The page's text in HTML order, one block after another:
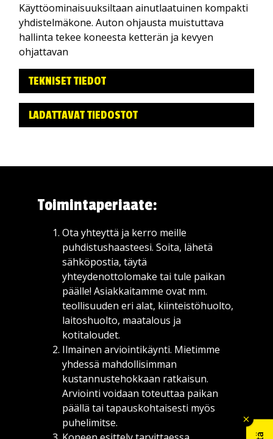
Käyttöominaisuuksiltaan ainutlaatuinen kompakti
yhdistelmäkone. Auton ohjausta muistuttava
hallinta tekee koneesta ketterän ja kevyen
ohjattavan
TEKNISET TIEDOT
LADATTAVAT TIEDOSTOT
Toimintaperiaate:
Ota yhteyttä ja kerro meille
puhdistushaasteesi. Soita, lähetä
sähköpostia, täytä
yhteydenottolomake tai tule paikan
päälle! Asiakkaitamme ovat mm.
teollisuuden eri alat, kiinteistöhuolto,
laitoshuolto, maatalous ja
kotitaloudet.
Ilmainen arviointikäynti. Mietimme
yhdessä mahdollisimman
kustannustehokkaan ratkaisun.
Arviointi voidaan toteuttaa paikan
päällä tai tapauskohtaisesti myös
puhelimitse.